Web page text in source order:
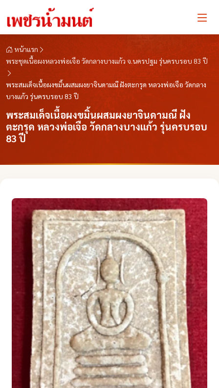
หน้าแรก
พระชุดเนื้อผงหลวงพ่อเจือ วัดกลางบางแก้ว จ.นครปฐม รุ่นครบรอบ 83 ปี
พระสมเด็จเนื้อผงขมิ้นผสมผงยาจินดามณี ฝังตะกรุด หลวงพ่อเจือ วัดกลาง
บางแก้ว รุ่นครบรอบ 83 ปี
พระสมเด็จเนื้อผงขมิ้นผสมผงยาจินดามณี ฝัง
ตะกรุด หลวงพ่อเจือ วัดกลางบางแก้ว รุ่นครบรอบ
83 ปี